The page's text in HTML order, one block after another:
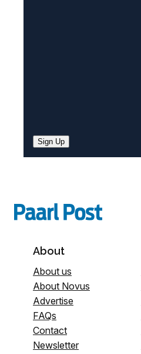
Sign Up
About
About us
About Novus
Advertise
FAQs
Contact
Newsletter